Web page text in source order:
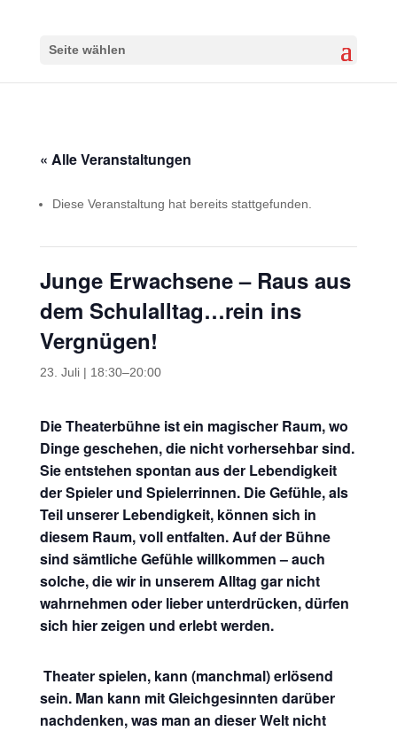
Seite wählen
« Alle Veranstaltungen
Diese Veranstaltung hat bereits stattgefunden.
Junge Erwachsene – Raus aus
dem Schulalltag…rein ins
Vergnügen!
23. Juli | 18:30–20:00
Die Theaterbühne ist ein magischer Raum, wo
Dinge geschehen, die nicht vorhersehbar sind.
Sie entstehen spontan aus der Lebendigkeit
der Spieler und Spielerrinnen. Die Gefühle, als
Teil unserer Lebendigkeit, können sich in
diesem Raum, voll entfalten. Auf der Bühne
sind sämtliche Gefühle willkommen – auch
solche, die wir in unserem Alltag gar nicht
wahrnehmen oder lieber unterdrücken, dürfen
sich hier zeigen und erlebt werden.
Theater spielen, kann (manchmal) erlösend
sein. Man kann mit Gleichgesinnten darüber
nachdenken, was man an dieser Welt nicht